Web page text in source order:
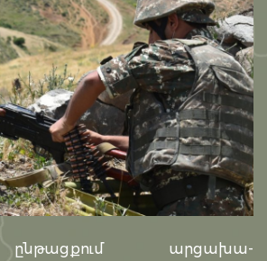
արցախա-